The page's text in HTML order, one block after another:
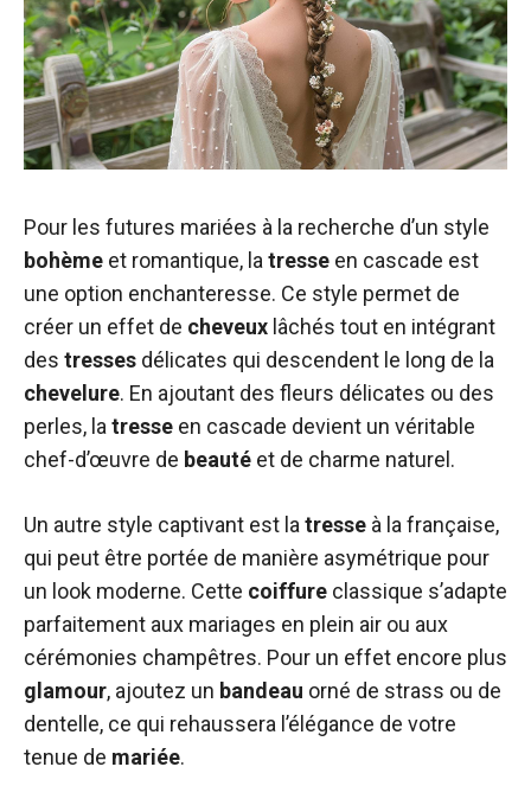
Pour les futures mariées à la recherche d’un style
bohème et romantique, la tresse en cascade est
une option enchanteresse. Ce style permet de
créer un effet de cheveux lâchés tout en intégrant
des tresses délicates qui descendent le long de la
chevelure. En ajoutant des fleurs délicates ou des
perles, la tresse en cascade devient un véritable
chef-d’œuvre de beauté et de charme naturel.
Un autre style captivant est la tresse à la française,
qui peut être portée de manière asymétrique pour
un look moderne. Cette coiffure classique s’adapte
parfaitement aux mariages en plein air ou aux
cérémonies champêtres. Pour un effet encore plus
glamour, ajoutez un bandeau orné de strass ou de
dentelle, ce qui rehaussera l’élégance de votre
tenue de mariée.